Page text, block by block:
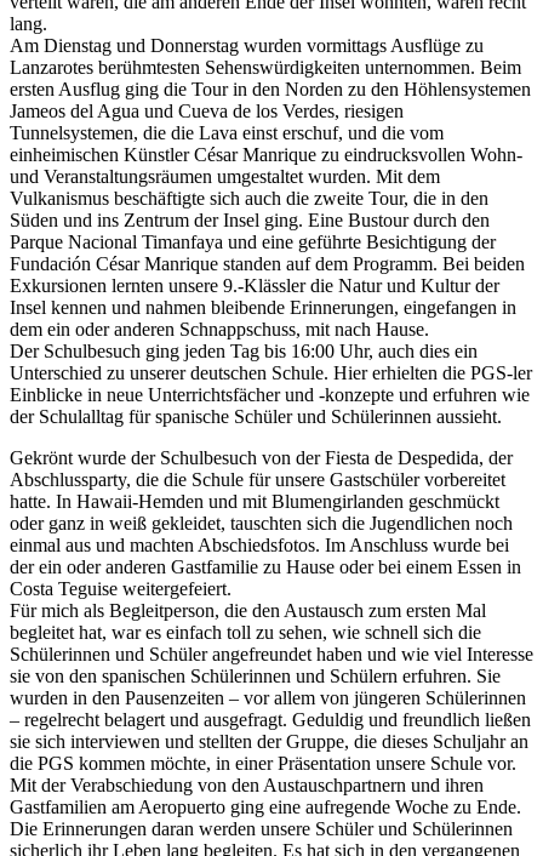
lang.
Am Dienstag und Donnerstag wurden vormittags Ausflüge zu
Lanzarotes berühmtesten Sehenswürdigkeiten unternommen. Beim
ersten Ausflug ging die Tour in den Norden zu den Höhlensystemen
Jameos del Agua und Cueva de los Verdes, riesigen
Tunnelsystemen, die die Lava einst erschuf, und die vom
einheimischen Künstler César Manrique zu eindrucksvollen Wohn-
und Veranstaltungsräumen umgestaltet wurden. Mit dem
Vulkanismus beschäftigte sich auch die zweite Tour, die in den
Süden und ins Zentrum der Insel ging. Eine Bustour durch den
Parque Nacional Timanfaya und eine geführte Besichtigung der
Fundación César Manrique standen auf dem Programm. Bei beiden
Exkursionen lernten unsere 9.-Klässler die Natur und Kultur der
Insel kennen und nahmen bleibende Erinnerungen, eingefangen in
dem ein oder anderen Schnappschuss, mit nach Hause.
Der Schulbesuch ging jeden Tag bis 16:00 Uhr, auch dies ein
Unterschied zu unserer deutschen Schule. Hier erhielten die PGS-ler
Einblicke in neue Unterrichtsfächer und -konzepte und erfuhren wie
der Schulalltag für spanische Schüler und Schülerinnen aussieht.
Gekrönt wurde der Schulbesuch von der Fiesta de Despedida, der
Abschlussparty, die die Schule für unsere Gastschüler vorbereitet
hatte. In Hawaii-Hemden und mit Blumengirlanden geschmückt
oder ganz in weiß gekleidet, tauschten sich die Jugendlichen noch
einmal aus und machten Abschiedsfotos. Im Anschluss wurde bei
der ein oder anderen Gastfamilie zu Hause oder bei einem Essen in
Costa Teguise weitergefeiert.
Für mich als Begleitperson, die den Austausch zum ersten Mal
begleitet hat, war es einfach toll zu sehen, wie schnell sich die
Schülerinnen und Schüler angefreundet haben und wie viel Interesse
sie von den spanischen Schülerinnen und Schülern erfuhren. Sie
wurden in den Pausenzeiten – vor allem von jüngeren Schülerinnen
– regelrecht belagert und ausgefragt. Geduldig und freundlich ließen
sie sich interviewen und stellten der Gruppe, die dieses Schuljahr an
die PGS kommen möchte, in einer Präsentation unsere Schule vor.
Mit der Verabschiedung von den Austauschpartnern und ihren
Gastfamilien am Aeropuerto ging eine aufregende Woche zu Ende.
Die Erinnerungen daran werden unsere Schüler und Schülerinnen
sicherlich ihr Leben lang begleiten. Es hat sich in den vergangenen